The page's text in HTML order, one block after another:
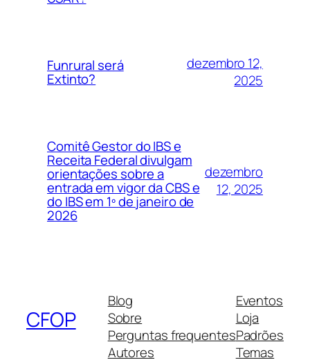
Funrural será
Extinto?
dezembro 12,
2025
Comitê Gestor do IBS e
Receita Federal divulgam
orientações sobre a
entrada em vigor da CBS e
do IBS em 1º de janeiro de
2026
dezembro
12, 2025
CFOP
Blog
Sobre
Perguntas frequentes
Autores
Eventos
Loja
Padrões
Temas